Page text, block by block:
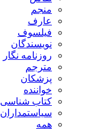
منجم
عارف
فیلسوف
نویسندگان
روزنامه نگار
مترجم
پزشکان
خواننده
کتاب شناسی
سیاستمداران
همه